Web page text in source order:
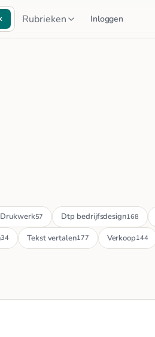
Rubrieken Inloggen
Drukwerk57 Dtp bedrijfsdesign168
34 Tekst vertalen177 Verkoop144